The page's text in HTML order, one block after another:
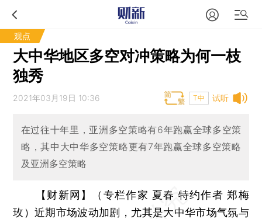
观点
大中华地区多空对冲策略为何一枝
独秀
试听
2021年03月19日 10:36 T中
在过往十年里，亚洲多空策略有6年跑赢全球多空策
略，其中大中华多空策略更有7年跑赢全球多空策略
及亚洲多空策略
【财新网】（专栏作家 夏春 特约作者 郑梅
玫）近期市场波动加剧，尤其是大中华市场气氛与